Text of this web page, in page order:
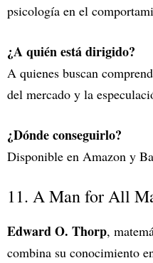
psicología en el
¿A quién está dirigido?
A quienes buscan
del mercado y la
¿Dónde conseguirlo?
Disponible en Amazon y
11. A Man for All
Edward O. Thorp,
combina su conocimiento